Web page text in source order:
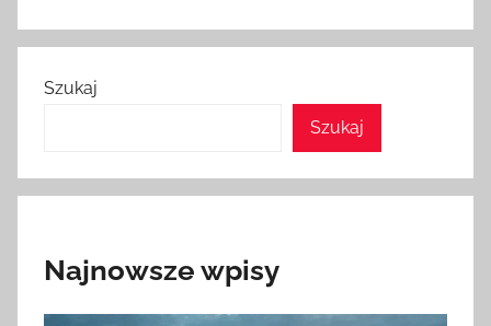
Szukaj
Szukaj
Najnowsze wpisy